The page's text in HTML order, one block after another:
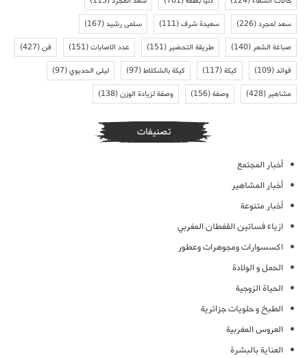
سعد لمجرد(226) سعيدة شرف(111) سلمى رشيد(167)
صباغة الشعر(140) طريقة التحضير(151) عدد الاصابات(151) فن(427)
فوائد(109) كيكة(117) كيكة بالشكلاط(97) ليلى الحديوي(97)
مشاهير(428) وصفة(156) وصفة لزيادة الوزن(138)
تصنيفات
أخبار المجتمع
أخبار المشاهير
أخبار متنوعة
ازياء فساتين القفطان المغربي
اكسسوارات ومجوهرات وعطور
الحمل و الولادة
الحياة الزوجية
الطبخ و حلويات جزائرية
العروس المغربية
العناية بالبشرة